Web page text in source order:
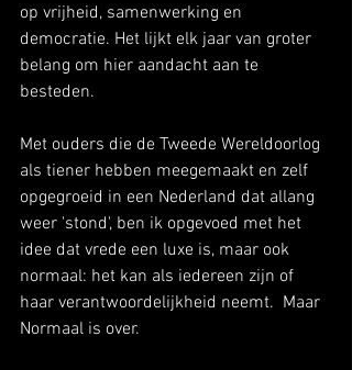
op vrijheid, samenwerking en
democratie. Het lijkt elk jaar van groter
belang om hier aandacht aan te
besteden.
Met ouders die de Tweede Wereldoorlog
als tiener hebben meegemaakt en zelf
opgegroeid in een Nederland dat allang
weer 'stond', ben ik opgevoed met het
idee dat vrede een luxe is, maar ook
normaal: het kan als iedereen zijn of
haar verantwoordelijkheid neemt.  Maar
Normaal is over.